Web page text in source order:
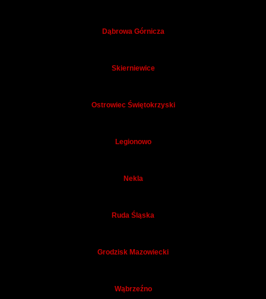
Dąbrowa Górnicza
Skierniewice
Ostrowiec Świętokrzyski
Legionowo
Nekla
Ruda Śląska
Grodzisk Mazowiecki
Wąbrzeźno